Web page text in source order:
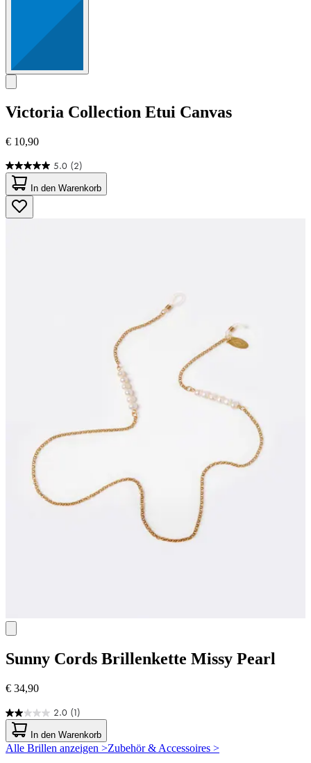
Victoria Collection Etui Canvas
€ 10,90
5.0 (2)
5.0
von
5
Sternen.
2
In den Warenkorb
Sunny Cords Brillenkette Missy Pearl
€ 34,90
2.0 (1)
2.0
von
5
Sternen.
In den Warenkorb
Alle Brillen anzeigen >Zubehör & Accessoires >